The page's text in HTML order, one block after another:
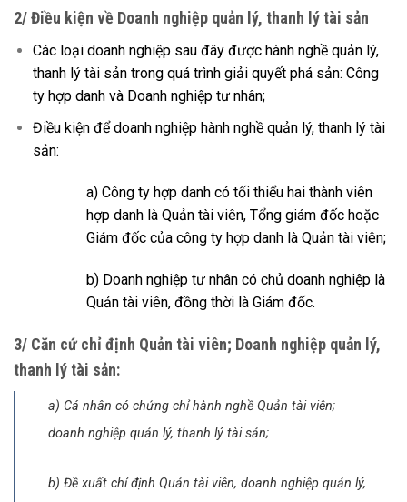
2/ Điều kiện về Doanh nghiệp quản lý, thanh lý tài sản
Các loại doanh nghiệp sau đây được hành nghề quản lý,
thanh lý tài sản trong quá trình giải quyết phá sản: Công
ty hợp danh và Doanh nghiệp tư nhân;
Điều kiện để doanh nghiệp hành nghề quản lý, thanh lý tài
sản:
a) Công ty hợp danh có tối thiểu hai thành viên
hợp danh là Quản tài viên, Tổng giám đốc hoặc
Giám đốc của công ty hợp danh là Quản tài viên;
b) Doanh nghiệp tư nhân có chủ doanh nghiệp là
Quản tài viên, đồng thời là Giám đốc.
3/ Căn cứ chỉ định Quản tài viên; Doanh nghiệp quản lý,
thanh lý tài sản:
a) Cá nhân có chứng chỉ hành nghề Quản tài viên;
doanh nghiệp quản lý, thanh lý tài sản;
b) Đề xuất chỉ định Quản tài viên, doanh nghiệp quản lý,